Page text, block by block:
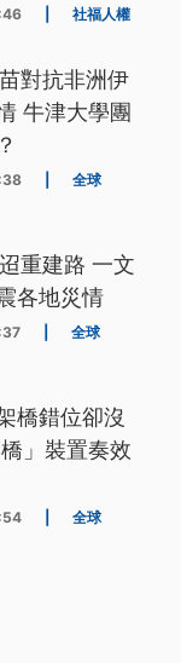
社福人權
對抗非洲伊
牛津大學團
全球
重建路 一文
各地災情
全球
橋錯位卻沒
」裝置奏效
全球